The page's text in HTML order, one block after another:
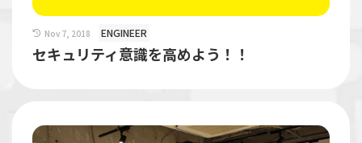
Nov 7, 2018 ENGINEER
セキュリティ意識を高めよう！！